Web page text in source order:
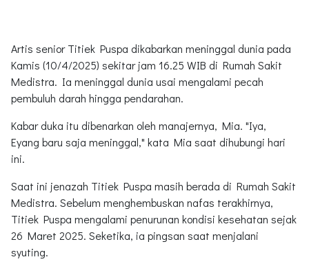
Artis senior Titiek Puspa dikabarkan meninggal dunia pada
Kamis (10/4/2025) sekitar jam 16.25 WIB di Rumah Sakit
Medistra. Ia meninggal dunia usai mengalami pecah
pembuluh darah hingga pendarahan.
Kabar duka itu dibenarkan oleh manajernya, Mia. "Iya,
Eyang baru saja meninggal," kata Mia saat dihubungi hari
ini.
Saat ini jenazah Titiek Puspa masih berada di Rumah Sakit
Medistra. Sebelum menghembuskan nafas terakhirnya,
Titiek Puspa mengalami penurunan kondisi kesehatan sejak
26 Maret 2025. Seketika, ia pingsan saat menjalani
syuting.